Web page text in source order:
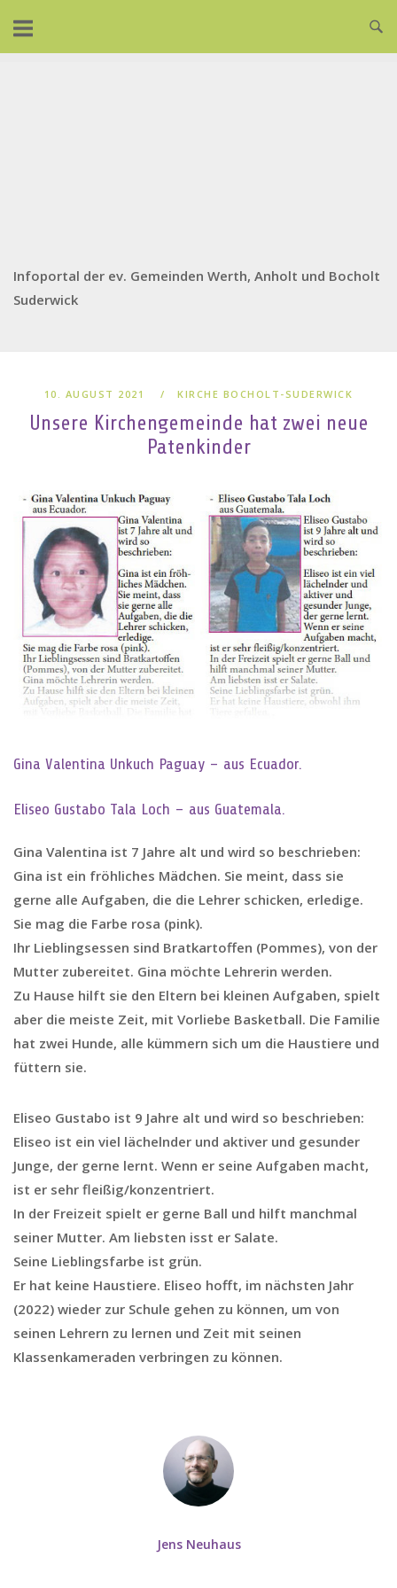
to
content
Infoportal der ev. Gemeinden Werth, Anholt und Bocholt
Suderwick
10. AUGUST 2021 KIRCHE BOCHOLT-SUDERWICK
Unsere Kirchengemeinde hat zwei neue
Patenkinder
Gina Valentina Unkuch Paguay – aus Ecuador.
Eliseo Gustabo Tala Loch – aus Guatemala.
Gina Valentina ist 7 Jahre alt und wird so beschrieben:
Gina ist ein fröhliches Mädchen. Sie meint, dass sie
gerne alle Aufgaben, die die Lehrer schicken, erledige.
Sie mag die Farbe rosa (pink).
Ihr Lieblingsessen sind Bratkartoffen (Pommes), von der
Mutter zubereitet. Gina möchte Lehrerin werden.
Zu Hause hilft sie den Eltern bei kleinen Aufgaben, spielt
aber die meiste Zeit, mit Vorliebe Basketball. Die Familie
hat zwei Hunde, alle kümmern sich um die Haustiere und
füttern sie.
Eliseo Gustabo ist 9 Jahre alt und wird so beschrieben:
Eliseo ist ein viel lächelnder und aktiver und gesunder
Junge, der gerne lernt. Wenn er seine Aufgaben macht,
ist er sehr fleißig/konzentriert.
In der Freizeit spielt er gerne Ball und hilft manchmal
seiner Mutter. Am liebsten isst er Salate.
Seine Lieblingsfarbe ist grün.
Er hat keine Haustiere. Eliseo hofft, im nächsten Jahr
(2022) wieder zur Schule gehen zu können, um von
seinen Lehrern zu lernen und Zeit mit seinen
Klassenkameraden verbringen zu können.
Jens Neuhaus